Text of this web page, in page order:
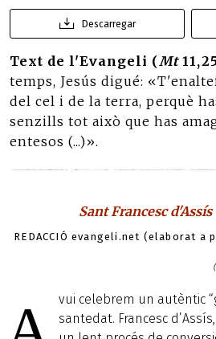
Descarregar
Text de l'Evangeli (Mt
temps, Jesús digué:
del cel i de la terra, perquè
senzills tot això que has
entesos (...)».
Sant Francesc d'Assís
REDACCIÓ evangeli.net (elaborat
vui celebrem un autèntic
santedat. Francesc